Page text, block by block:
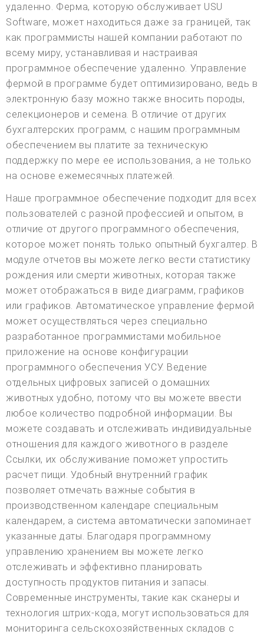
удаленно. Ферма, которую обслуживает USU
Software, может находиться даже за границей, так
как программисты нашей компании работают по
всему миру, устанавливая и настраивая
программное обеспечение удаленно. Управление
фермой в программе будет оптимизировано, ведь в
электронную базу можно также вносить породы,
селекционеров и семена. В отличие от других
бухгалтерских программ, с нашим программным
обеспечением вы платите за техническую
поддержку по мере ее использования, а не только
на основе ежемесячных платежей.
Наше программное обеспечение подходит для всех
пользователей с разной профессией и опытом, в
отличие от другого программного обеспечения,
которое может понять только опытный бухгалтер. В
модуле отчетов вы можете легко вести статистику
рождения или смерти животных, которая также
может отображаться в виде диаграмм, графиков
или графиков. Автоматическое управление фермой
может осуществляться через специально
разработанное программистами мобильное
приложение на основе конфигурации
программного обеспечения УСУ. Ведение
отдельных цифровых записей о домашних
животных удобно, потому что вы можете ввести
любое количество подробной информации. Вы
можете создавать и отслеживать индивидуальные
отношения для каждого животного в разделе
Ссылки, их обслуживание поможет упростить
расчет пищи. Удобный внутренний график
позволяет отмечать важные события в
производственном календаре специальным
календарем, а система автоматически запоминает
указанные даты. Благодаря программному
управлению хранением вы можете легко
отслеживать и эффективно планировать
доступность продуктов питания и запасы.
Современные инструменты, такие как сканеры и
технология штрих-кода, могут использоваться для
мониторинга сельскохозяйственных складов с